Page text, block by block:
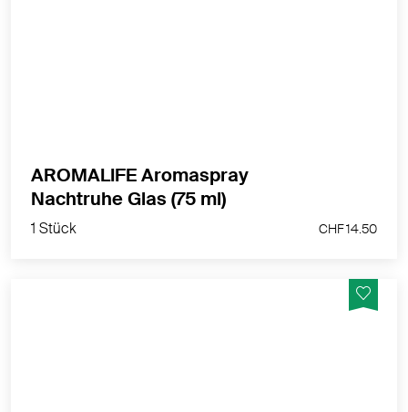
1 Stück
AROMALIFE Aromaspray
Nachtruhe Glas (75 ml)
1 Stück CHF 14.50